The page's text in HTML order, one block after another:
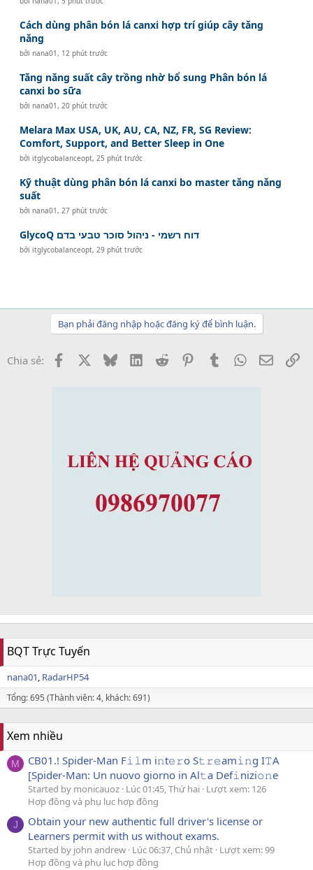
Cách dùng phân bón lá canxi hợp trí giúp cây tăng
năng
bởinana01 , 12 phút trước
Tăng năng suất cây trồng nhờ bổ sung Phân bón lá
canxi bo sữa
bởinana01 , 20 phút trước
Melara Max USA, UK, AU, CA, NZ, FR, SG Review:
Comfort, Support, and Better Sleep in One
bởiitglycobalanceopt, 25 phút trước
Kỹ thuật dùng phân bón lá canxi bo master tăng năng
suất
bởinana01 , 27 phút trước
GlycoQ דוח רשמי - ניהול סוכר טבעי בדם
bởiitglycobalanceopt, 29 phút trước
Bạn phải đăng nhập hoặc đăng ký để bình luận.
Chia sẻ: Facebook BlueskyLinkedInReddit PinterestTumblrWhatsApp
Email
BQT Trực Tuyến
nana01 RadarHP54
Tổng: 695 (Thành viên: 4, khách: 691)
Xem nhiều
M
CB01.! Spider-Man F𝚒𝚕m i𝚗t𝚎𝚛o S𝚝𝚛𝚎am𝚒𝚗g I𝚃A
[Spider-Man: Un nuovo giorno in Al𝚝a Def𝚒nizi𝚘𝚗e
Started by monicauoz Lúc 01:45, Thứ hai Lượt xem: 126
Hợp đồng và phụ lục hợp đồng
J
Obtain your new authentic full driver's license or
Learners permit with us without exams.
Started by john andrew Lúc 06:37, Chủ nhật Lượt xem: 99
Hợp đồng và phụ lục hợp đồng